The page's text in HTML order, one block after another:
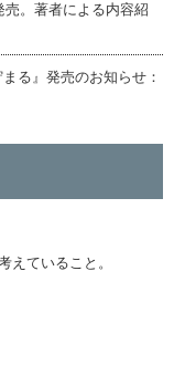
。著者による内容紹
る』発売のお知らせ：
えていること。